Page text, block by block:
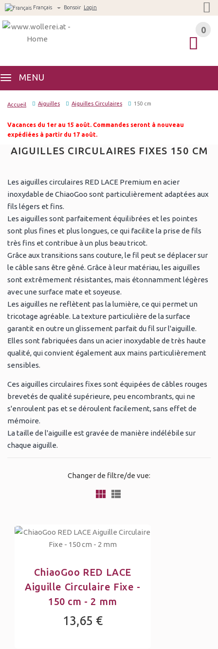
Français Bonsoir Login
0
MENU
0
Accueil Aiguilles Aiguilles Circulaires 150 cm
Vacances du 1er au 15 août. Commandes seront à nouveau
expédiées à partir du 17 août.
AIGUILLES CIRCULAIRES FIXES 150 CM
Les aiguilles circulaires RED LACE Premium en acier
inoxydable de ChiaoGoo sont particulièrement adaptées aux
fils légers et fins.
Les aiguilles sont parfaitement équilibrées et les pointes
sont plus fines et plus longues, ce qui facilite la prise de fils
très fins et contribue à un plus beau tricot.
Grâce aux transitions sans couture, le fil peut se déplacer sur
le câble sans être gêné. Grâce à leur matériau, les aiguilles
sont extrêmement résistantes, mais étonnamment légères
avec une surface mate et soyeuse.
Les aiguilles ne reflètent pas la lumière, ce qui permet un
tricotage agréable. La texture particulière de la surface
garantit en outre un glissement parfait du fil sur l'aiguille.
Elles sont fabriquées dans un acier inoxydable de très haute
qualité, qui convient également aux mains particulièrement
sensibles.
Ces aiguilles circulaires fixes sont équipées de câbles rouges
brevetés de qualité supérieure, peu encombrants, qui ne
s'enroulent pas et se déroulent facilement, sans effet de
mémoire.
La taille de l'aiguille est gravée de manière indélébile sur
chaque aiguille.
Changer de filtre/de vue:
ChiaoGoo RED LACE
Aiguille Circulaire Fixe -
150 cm - 2 mm
13,65 €